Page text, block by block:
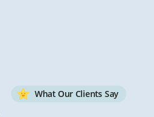
What Our Clients Say